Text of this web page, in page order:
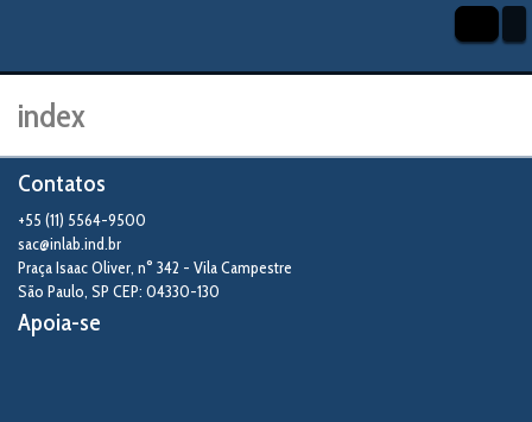
index
Contatos
+55 (11) 5564-9500
sac@inlab.ind.br
Praça Isaac Oliver, n° 342 - Vila Campestre
São Paulo SP CEP: 04330-130
Apoia-se